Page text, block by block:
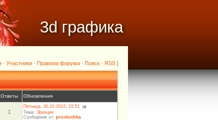
3d графика
· Участники · Правила форума · Поиск · RSS ]
Ответы Обновления
1
Пятница, 30.10.2015, 15:51
Тема: Эрекция
Сообщение от: prostushka